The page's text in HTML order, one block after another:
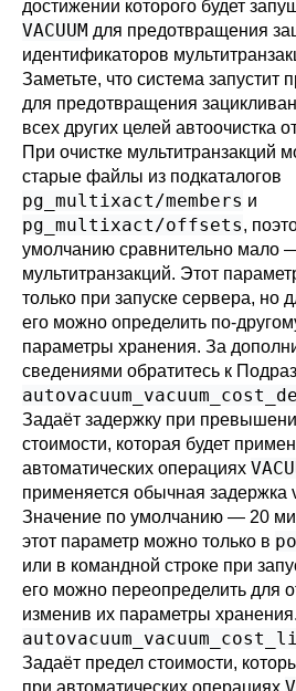
достижении которого будет
VACUUM для предотвращения
идентификаторов
Заметьте, что система запустит
для предотвращения
всех других целей автоочистка
При очистке мультитранзакций
старые файлы из подкаталогов
pg_multixact/members и
pg_multixact/offsets,
умолчанию сравнительно мало
мультитранзакций. Этот
только при запуске сервера, но
его можно определить по-
параметры хранения. За
сведениями обратитесь к
Задаёт задержку при
стоимости, которая будет
автоматических операциях
применяется обычная задержка
Значение по умолчанию — 20
этот параметр можно только в
или в командной строке при
его можно переопределить для
изменив их параметры хранения.
Задаёт предел стоимости,
при автоматических операциях